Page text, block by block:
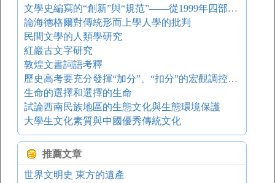
文學史編寫的“創新”與“規范”——從1999年四部當代文學史談起
論海德格爾對傳統形而上學人學的批判
民間文學的人類學研究
紅巖古文字研究
敦煌文書詞語考釋
歷史高考要充分發揮“加分”、“扣分”的宏觀調控作用
生命的選擇和選擇的生命
試論西南民族地區的生態文化與生態環境保護
大學生文化素質與中國優秀傳統文化
推薦文章
世界文明史 東方的遺產